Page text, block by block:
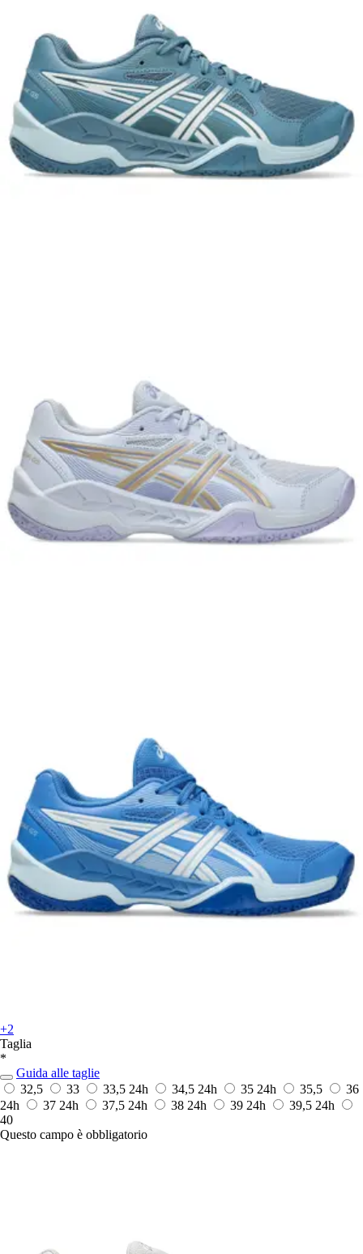
+2
Taglia
*
Guida alle taglie
32,5
33 33,5 24h 34,5 24h 35 24h 35,5
36
24h
37 24h 37,5 24h 38 24h 39 24h 39,5 24h
40
Questo campo è obbligatorio